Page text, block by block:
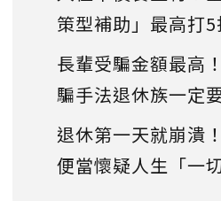
策型補助」最高打5
長輩受騙金額最高
騙手法退休族一定
退休第一天就崩潰
便當懷疑人生「一